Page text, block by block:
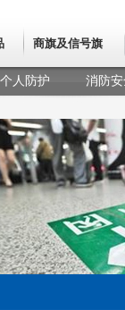
商旗及信号旗
个人防护 消防